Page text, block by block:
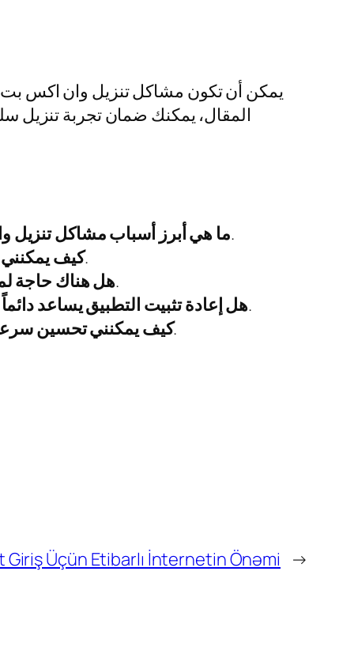
يمكن أن تكون مشاكل تنزيل وان اكس بت
المقال، يمكنك ضمان تجربة تنزيل
ما هي أبرز أسباب مشاكلتعد مشاكل اتصال الإنترنت وضعف التكوينات إعدادات التطبيق من أبرز الأسباب.
كيف يمكننييمكنك التحقق من تحديثات التطبيق من خلال متجر التطبيقات.
هل هناك حاجةنعم، ذلك يساعد في تحسين أداء التطبيق ومنع المشاكل.
هل إعادة تثبيت التطبيق يساعدفي الكثير من الحالات، تعتبر هذه الطريقة فعالة إن لم تنجح الحلول الأخرى.
كيف يمكنني تحسينبتحسين اتصال الإنترنت وإيقاف التطبيقات الأخرى التي قد تستهلك البيانات.
Üçün Etibarlı İnternetin Önəmi →